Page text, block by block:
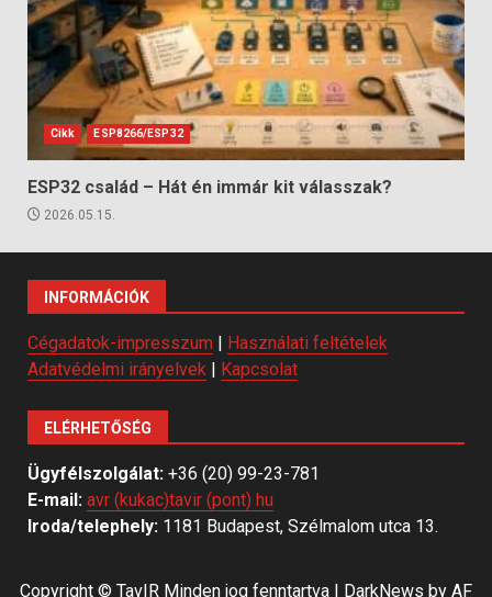
Cikk ESP8266/ESP32
ESP32 család – Hát én immár kit válasszak?
2026.05.15.
INFORMÁCIÓK
Cégadatok-impresszum
Használati feltételek
Adatvédelmi irányelvek
Kapcsolat
ELÉRHETŐSÉG
Ügyfélszolgálat: +36 (20) 99-23-781
E-mail: avr (kukac)tavir (pont) hu
Iroda/telephely: 1181 Budapest, Szélmalom utca 13.
Copyright © TavIR Minden jog fenntartva DarkNews by AF